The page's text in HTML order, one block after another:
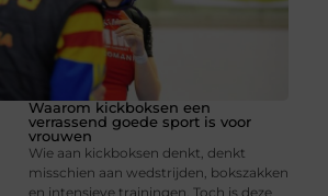
Waarom kickboksen een
verrassend goede sport is voor
vrouwen
Wie aan kickboksen denkt, denkt
misschien aan wedstrijden, bokszakken
en intensieve trainingen. Toch is deze